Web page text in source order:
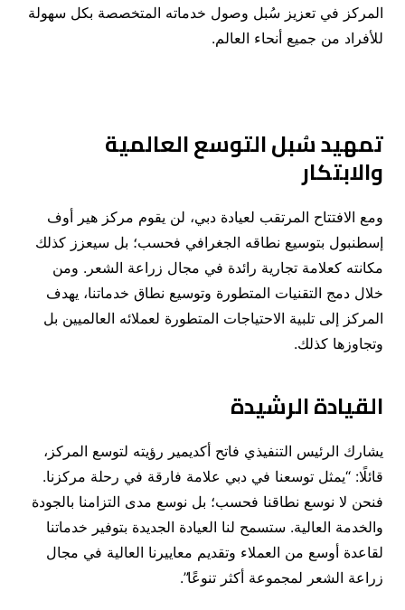
المركز في تعزيز سُبل وصول خدماته المتخصصة بكل سهولة
للأفراد من جميع أنحاء العالم.
تمهيد سُبل التوسع العالمية
والابتكار
ومع الافتتاح المرتقب لعيادة دبي، لن يقوم مركز هير أوف
إسطنبول بتوسيع نطاقه الجغرافي فحسب؛ بل سيعزز كذلك
مكانته كعلامة تجارية رائدة في مجال زراعة الشعر. ومن
خلال دمج التقنيات المتطورة وتوسيع نطاق خدماتنا، يهدف
المركز إلى تلبية الاحتياجات المتطورة لعملائه العالميين بل
وتجاوزها كذلك.
القيادة الرشيدة
يشارك الرئيس التنفيذي فاتح أكديمير رؤيته لتوسع المركز،
قائلًا: “يمثل توسعنا في دبي علامة فارقة في رحلة مركزنا.
فنحن لا نوسع نطاقنا فحسب؛ بل نوسع مدى التزامنا بالجودة
والخدمة العالية. ستسمح لنا العيادة الجديدة بتوفير خدماتنا
لقاعدة أوسع من العملاء وتقديم معاييرنا العالية في مجال
زراعة الشعر لمجموعة أكثر تنوعًا”.